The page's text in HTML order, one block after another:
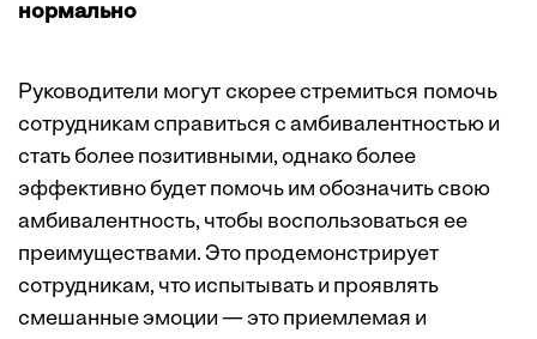
нормально
Руководители могут скорее стремиться помочь
сотрудникам справиться с амбивалентностью и
стать более позитивными, однако более
эффективно будет помочь им обозначить свою
амбивалентность, чтобы воспользоваться ее
преимуществами. Это продемонстрирует
сотрудникам, что испытывать и проявлять
смешанные эмоции — это приемлемая и